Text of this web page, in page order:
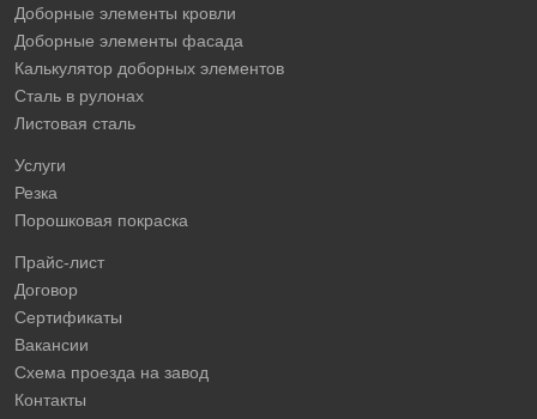
Доборные элементы кровли
Доборные элементы фасада
Калькулятор доборных элементов
Сталь в рулонах
Листовая сталь
Услуги
Резка
Порошковая покраска
Прайс-лист
Договор
Сертификаты
Вакансии
Схема проезда на завод
Контакты